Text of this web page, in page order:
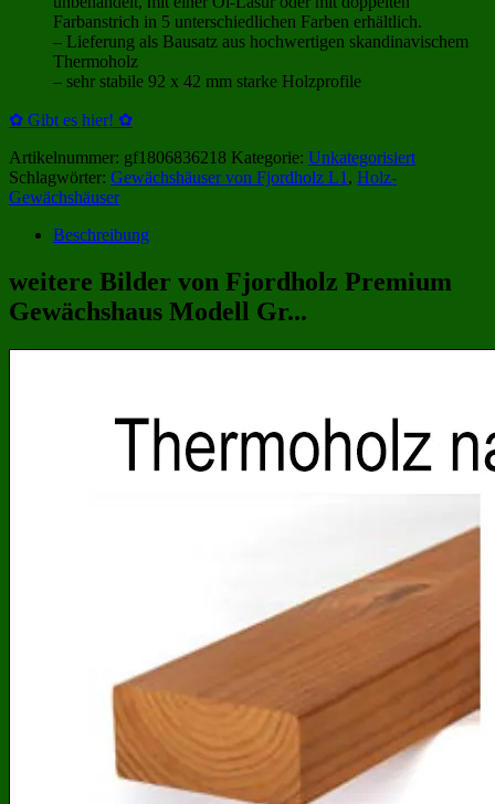
Farbanstrich in 5 unterschiedlichen Farben erhältlich.
– Lieferung als Bausatz aus hochwertigen skandinavischem
Thermoholz
– sehr stabile 92 x 42 mm starke Holzprofile
✿ Gibt es hier! ✿
Artikelnummer: gf1806836218 Kategorie: Unkategorisiert
Schlagwörter: Gewächshäuser von Fjordholz L1 , Holz-
Gewächshäuser
Beschreibung
weitere Bilder von Fjordholz Premium
Gewächshaus Modell Gr...